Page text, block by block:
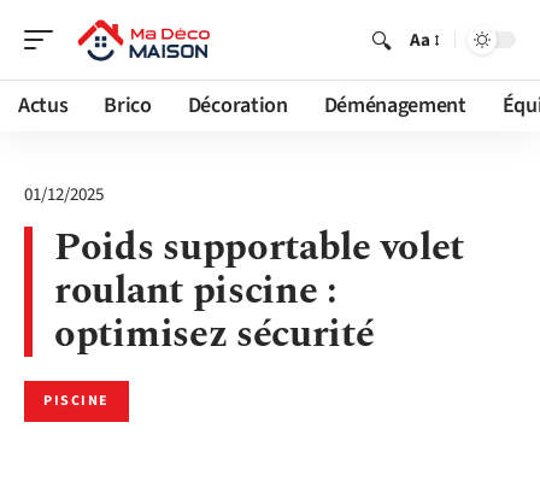
Aa
Actus Brico Décoration Déménagement
01/12/2025
Poids supportable volet
roulant piscine :
optimisez sécurité
PISCINE